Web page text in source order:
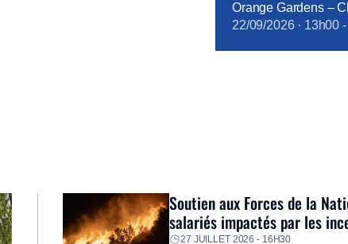
Orange Gardens –
22/09/2026· 13h00 -
Soutien aux Forces de la
salariés impactés par les
27 JUILLET 2026 - 16H30